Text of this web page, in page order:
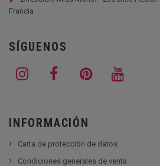
Francia
SÍGUENOS
INFORMACIÓN
Carta de protección de datos
Condiciones generales de venta